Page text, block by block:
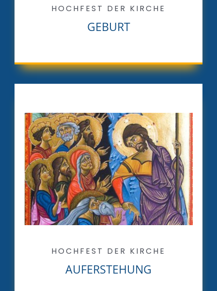
HOCHFEST DER KIRCHE
GEBURT
HOCHFEST DER KIRCHE
AUFERSTEHUNG